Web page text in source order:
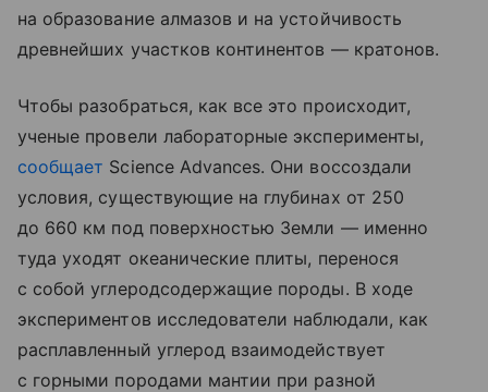
на образование алмазов и на устойчивость
древнейших участков континентов — кратонов.
Чтобы разобраться, как все это происходит,
ученые провели лабораторные эксперименты,
сообщает Science Advances. Они воссоздали
условия, существующие на глубинах от 250
до 660 км под поверхностью Земли — именно
туда уходят океанические плиты, перенося
с собой углеродсодержащие породы. В ходе
экспериментов исследователи наблюдали, как
расплавленный углерод взаимодействует
с горными породами мантии при разной